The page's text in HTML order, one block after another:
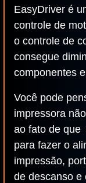
EasyDriver é
controle de
o controle de
consegue
componentes
Você pode
impressora
ao fato de que
para fazer o
impressão,
de descanso e